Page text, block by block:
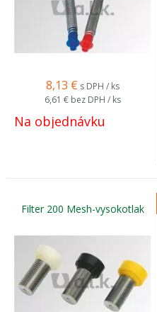
8,13 € s DPH / ks
6,61 € bez DPH / ks
Na objednávku
Filter 200 Mesh-vysokotlak